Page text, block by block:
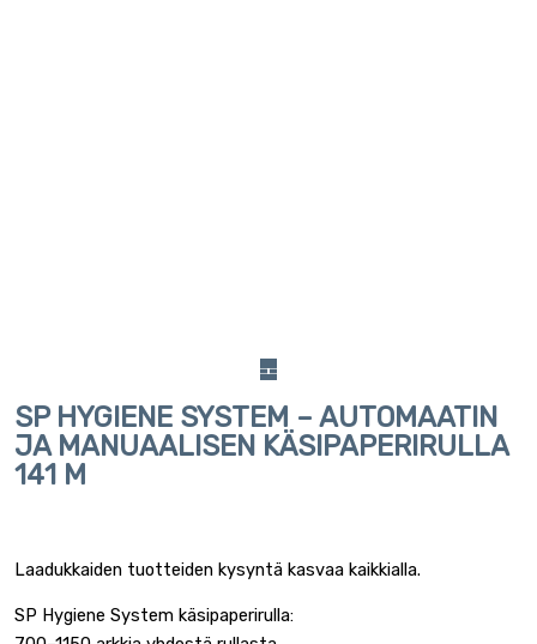
SP HYGIENE SYSTEM – AUTOMAATIN
JA MANUAALISEN KÄSIPAPERIRULLA
141 M
Laadukkaiden tuotteiden kysyntä kasvaa kaikkialla.
SP Hygiene System käsipaperirulla: